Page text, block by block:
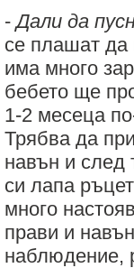
-Дали да
се плашат да
има много
бебето ще
1-2 месеца
Трябва да
навън и след
си лапа
много
прави и
наблюдение,